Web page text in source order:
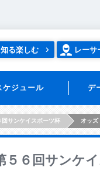
知る楽しむ レーサ
ケジュール デ
回サンケイスポーツ杯 オッズ
５６回サンケ